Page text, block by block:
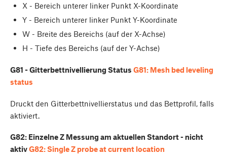
X - Bereich unterer linker Punkt X-Koordinate
Y - Bereich unterer linker Punkt Y-Koordinate
W - Breite des Bereichs (auf der X-Achse)
H - Tiefe des Bereichs (auf der Y-Achse)
G81 - Gitterbettnivellierung Status G81: Mesh bed leveling
status
Druckt den Gitterbettnivellierstatus und das Bettprofil, falls
aktiviert.
G82: Einzelne Z Messung am aktuellen Standort - nicht
aktivG82: Single Z probe at current location